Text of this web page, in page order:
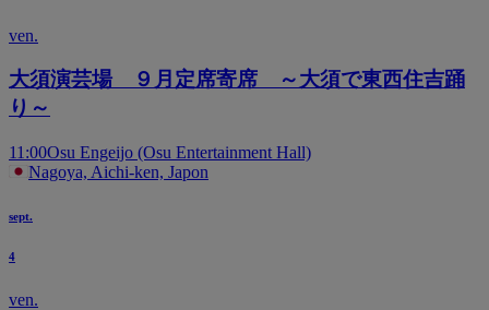
ven.
大須演芸場 ９月定席寄席 ～大須で東西住吉踊
り～
11:00Osu Engeijo (Osu Entertainment Hall)
Nagoya, Aichi-ken, Japon
sept.
4
ven.